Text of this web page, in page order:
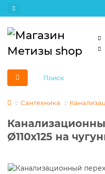
Сантехника
Ø110х125 на